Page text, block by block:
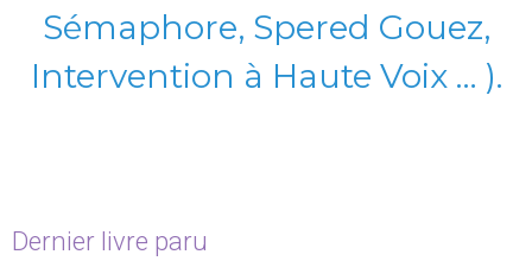
Sémaphore, Spered Gouez,
Intervention à Haute Voix … ).
Dernier livre paru